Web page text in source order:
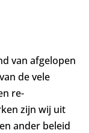
van afgelopen
de vele
re-
zijn wij uit
ander beleid